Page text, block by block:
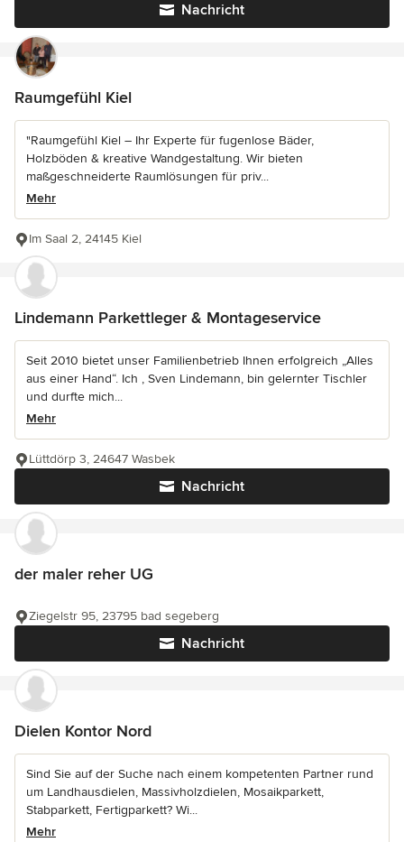
Nachricht
Raumgefühl Kiel
"Raumgefühl Kiel – Ihr Experte für fugenlose Bäder,
Holzböden & kreative Wandgestaltung. Wir bieten
maßgeschneiderte Raumlösungen für priv...
Mehr
Im Saal 2, 24145 Kiel
Lindemann Parkettleger & Montageservice
Seit 2010 bietet unser Familienbetrieb Ihnen erfolgreich „Alles
aus einer Hand“. Ich , Sven Lindemann, bin gelernter Tischler
und durfte mich...
Mehr
Nachricht
Lüttdörp 3, 24647 Wasbek
der maler reher UG
Nachricht
Ziegelstr 95, 23795 bad segeberg
Dielen Kontor Nord
Sind Sie auf der Suche nach einem kompetenten Partner rund
um Landhausdielen, Massivholzdielen, Mosaikparkett,
Stabparkett, Fertigparkett? Wi...
Mehr